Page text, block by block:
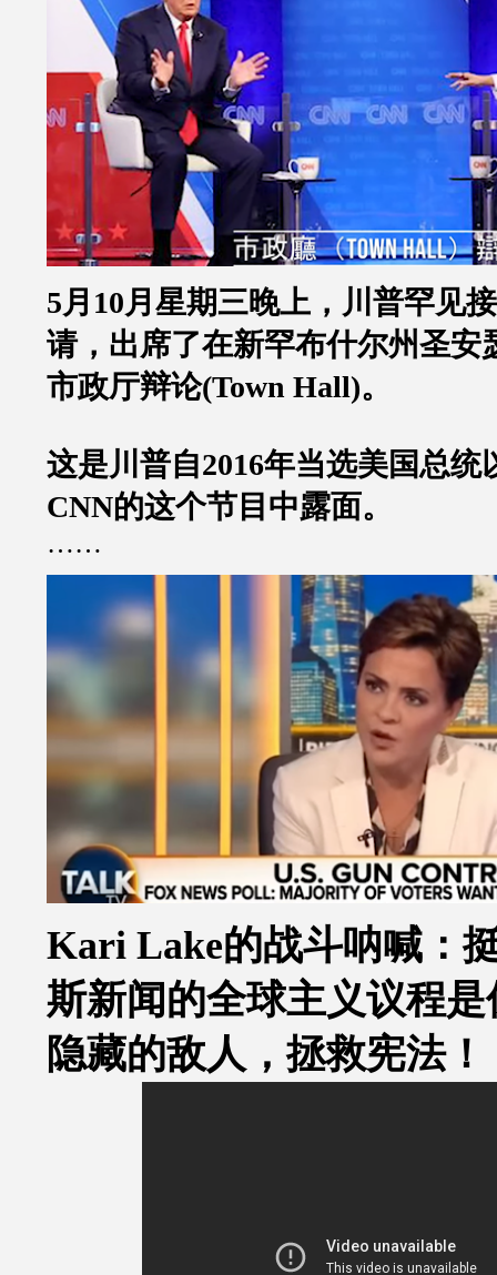
5月 10月星期三晚上，川普罕见
请，出席了在新罕布什尔州圣安
市政厅辩论(Town Hall)。
这是川普自2016年当选美国总统
CNN的这个节目中露面。
……
Kari Lake的战斗呐喊：
斯新闻的全球主义议程
隐藏的敌人，拯救宪法！